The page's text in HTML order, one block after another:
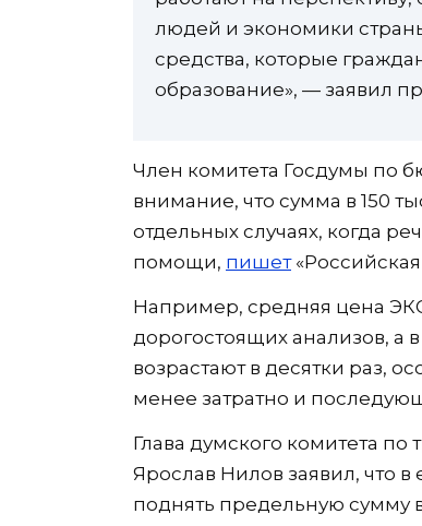
людей и экономики
средства, которые
образование», — заявил
Член комитета Госдумы по
внимание, что сумма в 150
отдельных случаях, когда
помощи, пишет«Российская
Например, средняя цена
дорогостоящих анализов, а
возрастают в десятки раз,
менее затратно и
Глава думского комитета
Ярослав Нилов заявил, что
поднять предельную сумму